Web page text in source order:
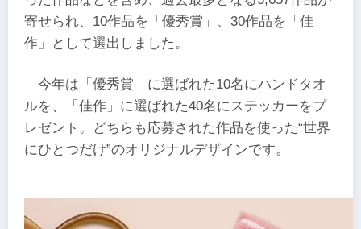
寄せられ、10作品を「優秀賞」、30作品を「佳
作」として選出しました。
今年は「優秀賞」に選ばれた10名にハンドタオ
ルを、「佳作」に選ばれた40名にステッカーをプ
レゼント。どちらも応募された作品を使った“世界
にひとつだけ”のオリジナルデザインです。